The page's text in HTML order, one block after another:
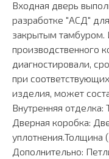
Входная дверь
разработке "АСД"
закрытым тамбуром.
производственного
диагностировали,
при
изделия, может
Внутренняя отделка:
Дверная коробка:
уплотнения.Толщина
Дополнительно: